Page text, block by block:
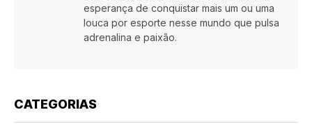
esperança de conquistar mais um ou uma
louca por esporte nesse mundo que pulsa
adrenalina e paixão.
CATEGORIAS